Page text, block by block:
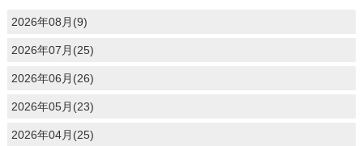
2026年08月(9)
2026年07月(25)
2026年06月(26)
2026年05月(23)
2026年04月(25)